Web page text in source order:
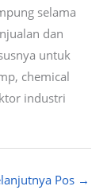
selama
dan
untuk
chemical
industri
Pos →